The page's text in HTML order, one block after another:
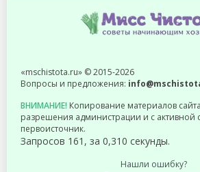
«mschistota.ru» © 2015-2026
Вопросы и предложения:
ВНИМАНИЕ! Копирование материалов
разрешения администрации и с активной
первоисточник.
Запросов 161, за 0,310 секунды.
Нашли ошибку?